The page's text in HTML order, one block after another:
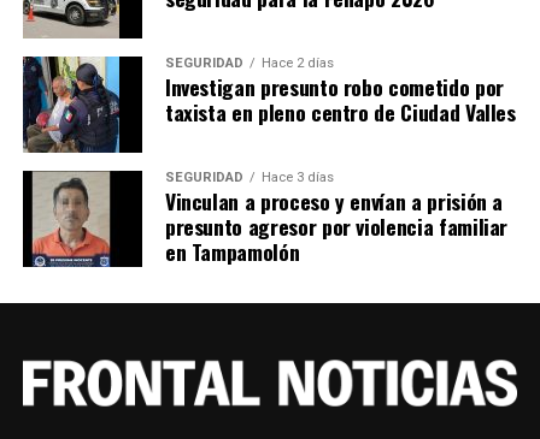
SEGURIDAD Hace 2 días
Investigan presunto robo cometido por
taxista en pleno centro de Ciudad Valles
SEGURIDAD Hace 3 días
Vinculan a proceso y envían a prisión a
presunto agresor por violencia familiar
en Tampamolón